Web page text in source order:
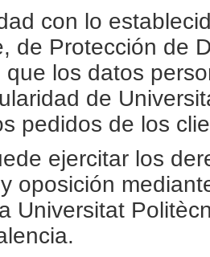
con lo
de Protección de
que los datos
de
pedidos de los
ejercitar los
oposición
Universitat